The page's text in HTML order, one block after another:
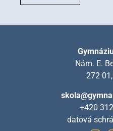
Nám. E.
272
+420
datová